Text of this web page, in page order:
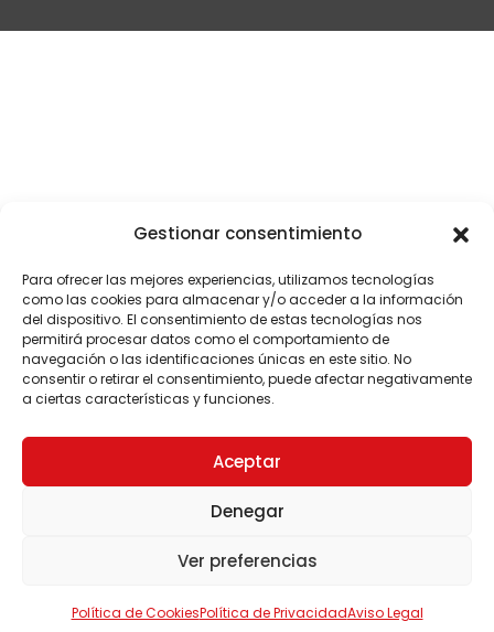
Gestionar consentimiento
Para ofrecer las mejores experiencias, utilizamos tecnologías
como las cookies para almacenar y/o acceder a la información
del dispositivo. El consentimiento de estas tecnologías nos
permitirá procesar datos como el comportamiento de
navegación o las identificaciones únicas en este sitio. No
consentir o retirar el consentimiento, puede afectar negativamente
a ciertas características y funciones.
Aceptar
Denegar
Ver preferencias
Política de CookiesPolítica de PrivacidadAviso Legal